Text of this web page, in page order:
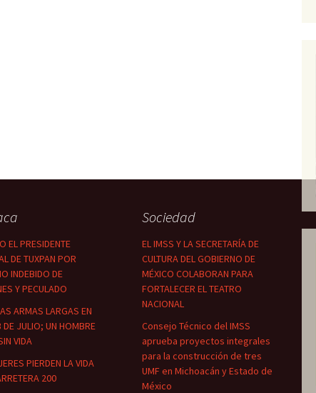
EL PRESIDENTE
DE TUXPAN POR
INDEBIDO DE
Y PECULADO
ARMAS LARGAS EN
DE JULIO; UN HOMBRE
VIDA
PIERDEN LA VIDA
200
Sociedad
EL IMSS Y LA SECRETARÍA DE
CULTURA DEL GOBIERNO DE
MÉXICO COLABORAN PARA
FORTALECER EL TEATRO
NACIONAL
Consejo Técnico del IMSS
aprueba proyectos integrales
para la construcción de tres
UMF en Michoacán y Estado de
México